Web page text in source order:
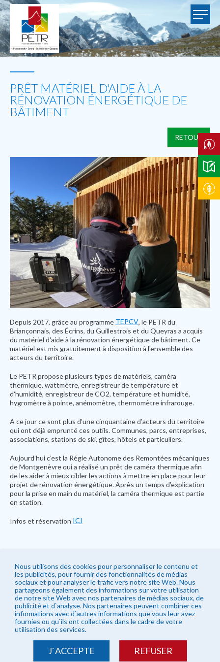
PRÊT MATÉRIEL D'AIDE À LA
RÉNOVATION ÉNERGÉTIQUE DE
BÂTIMENT
RETOUR
Depuis 2017, grâce au programme TEPCV, le PETR du
Briançonnais, des Écrins, du Guillestrois et du Queyras a acquis
du matériel d'aide à la rénovation énergétique de bâtiment. Ce
matériel est mis gratuitement à disposition à l'ensemble des
acteurs du territoire.
Le PETR propose plusieurs types de matériels, caméra
thermique, wattmètre, enregistreur de température et
d'humidité, enregistreur de CO2, température et humidité,
hygromètre à pointe, anémomètre, thermomètre infrarouge.
A ce jour ce sont plus d’une cinquantaine d’acteurs du territoire
qui ont déjà emprunté ces outils. Communes, parcs, entreprises,
associations, stations de ski, gîtes, hôtels et particuliers.
Aujourd’hui c’est la Régie Autonome des Remontées mécaniques
de Montgenèvre qui a réalisé un prêt de caméra thermique afin
de les aider à mieux cibler les actions à mettre en place pour leur
projet de rénovation énergétique. Après un temps d’explication
pour la prise en main du matériel, la caméra thermique est partie
en station.
Infos et réservation ICI
Nous utilisons des cookies pour personnaliser le contenu et
les publicités, pour fournir des fonctionnalités de médias
sociaux et pour analyser le trafic vers notre site Web. Nous
partageons également des informations sur votre utilisation
de notre site Web avec nos partenaires de médias sociaux, de
publicité et d`analyse. Nos partenaires peuvent combiner ces
informations avec d`autres informations que vous leur avez
fournies ou qu`ils ont collectées dans le cadre de votre
utilisation des services.
REFUSER
J`ACCEPTE